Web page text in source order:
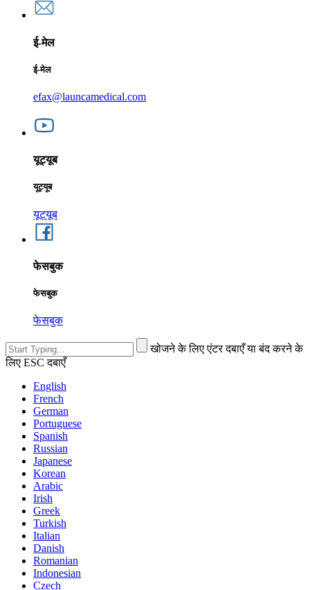
ई-मेल
ई-मेल
efax@launcamedical.com
यूट्यूब
यूट्यूब
यूट्यूब
फेसबुक
फेसबुक
फेसबुक
खोजने के लिए एंटर दबाएँ या बंद करने के
लिए ESC दबाएँ
English
French
German
Portuguese
Spanish
Russian
Japanese
Korean
Arabic
Irish
Greek
Turkish
Italian
Danish
Romanian
Indonesian
Czech